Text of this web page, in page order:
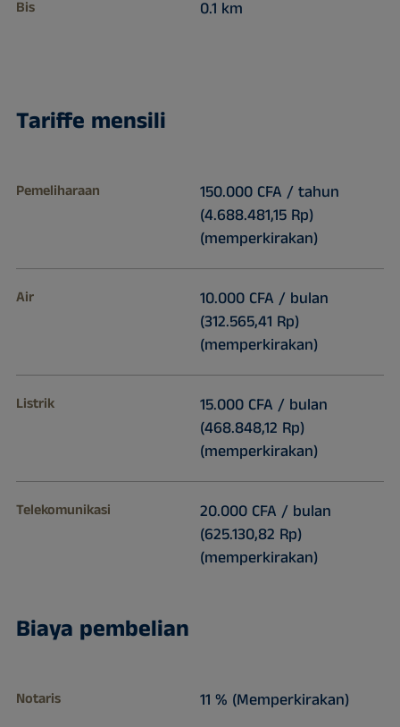
Bis 0.1 km
Tariffe mensili
Pemeliharaan
150.000 CFA / tahun
(4.688.481,15 Rp)
(memperkirakan)
Air
10.000 CFA / bulan
(312.565,41 Rp)
(memperkirakan)
Listrik
15.000 CFA / bulan
(468.848,12 Rp)
(memperkirakan)
Telekomunikasi
20.000 CFA / bulan
(625.130,82 Rp)
(memperkirakan)
Biaya pembelian
Notaris 11 % (Memperkirakan)